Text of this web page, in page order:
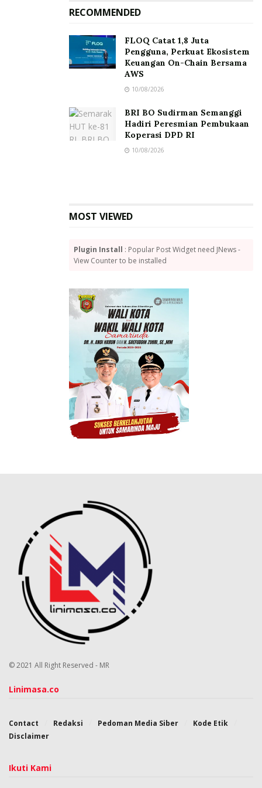
RECOMMENDED
FLOQ Catat 1,8 Juta
Pengguna, Perkuat Ekosistem
Keuangan On-Chain Bersama
AWS
10/08/2026
BRI BO Sudirman Semanggi
Hadiri Peresmian Pembukaan
Koperasi DPD RI
10/08/2026
MOST VIEWED
Plugin Install : Popular Post Widget need JNews -
View Counter to be installed
© 2021 All Right Reserved - MR
Linimasa.co
Contact Redaksi Pedoman Media Siber
Kode Etik
Disclaimer
Ikuti Kami